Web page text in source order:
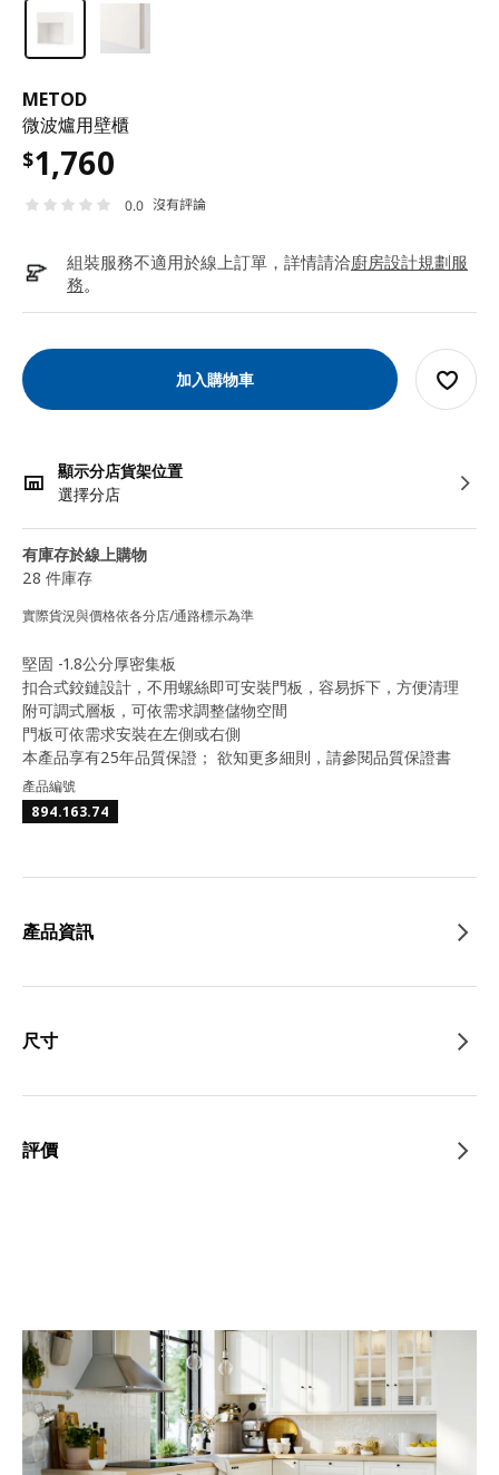
METOD
微波爐用壁櫃
$1,760
0.0 沒有評論
組裝服務不適用於線上訂單，詳情請洽廚房設計規劃服
務。
加入購物車
顯示分店貨架位置
選擇分店
有庫存於線上購物
28 件庫存
實際貨況與價格依各分店/通路標示為準
堅固 -1.8公分厚密集板
扣合式鉸鏈設計，不用螺絲即可安裝門板，容易拆下，方便清理
附可調式層板，可依需求調整儲物空間
門板可依需求安裝在左側或右側
本產品享有25年品質保證； 欲知更多細則，請參閱品質保證書
產品編號
894.163.74
產品資訊
尺寸
評價